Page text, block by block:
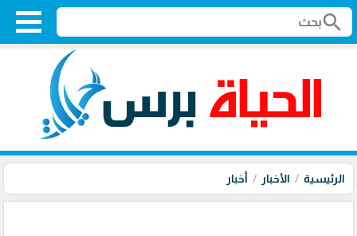
search
الرئيسية الأخبار أخبار